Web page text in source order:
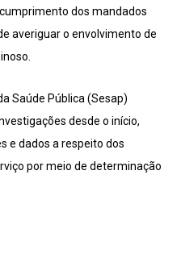
dos mandados
averiguar o envolvimento de
Saúde Pública (Sesap)
desde o início,
e dados a respeito dos
por meio de determinação